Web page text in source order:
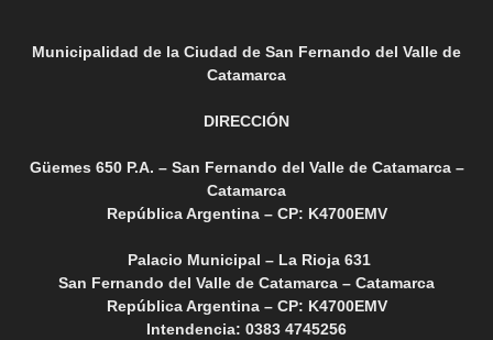
Municipalidad de la Ciudad de San Fernando del Valle de
Catamarca
DIRECCIÓN
Güemes 650 P.A. – San Fernando del Valle de Catamarca –
Catamarca
República Argentina – CP: K4700EMV
Palacio Municipal – La Rioja 631
San Fernando del Valle de Catamarca – Catamarca
República Argentina – CP: K4700EMV
Intendencia: 0383 4745256